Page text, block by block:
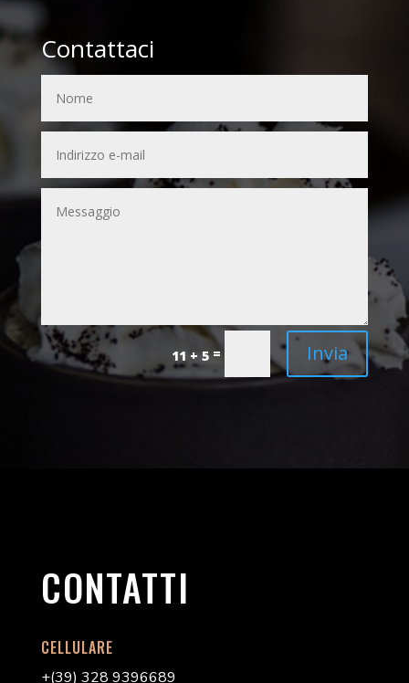
Contattaci
11 + 5 = Invia
CONTATTI
CELLULARE
+(39) 328 9396689